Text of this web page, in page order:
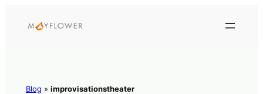
Blog » improvisationstheater